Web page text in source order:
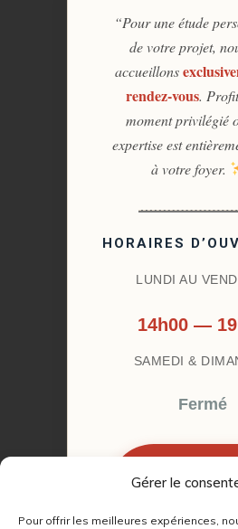
Gérer le
Pour offrir les meilleures expériences,
“Pour une étude
de votre projet,
accueillons
rendez-vous.
moment privilégié
expertise est
à votre foyer.
HORAIRES
LUNDI AU
14h00 —
SAMEDI &
Fermé
RENDEZ-